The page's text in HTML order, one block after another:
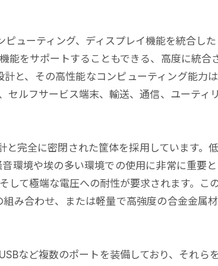
ューティング、ディスプレイ機能を統合し
をサポートすることもできる、高度に統合
と、その高性能なコンピューティング能力
ルフサービス端末、輸送、通信、ユーティ
完全に密閉された筐体を採用しています。
環境や埃の多い環境での使用に非常に重要
て極端な電圧への耐性が要求されます。こ
み合わせ、または軽量で高強度の合金金属
など複数のポートを装備しており、それら